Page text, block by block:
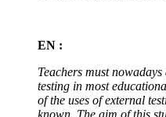
EN :
Teachers must
testing in most
of the uses of external